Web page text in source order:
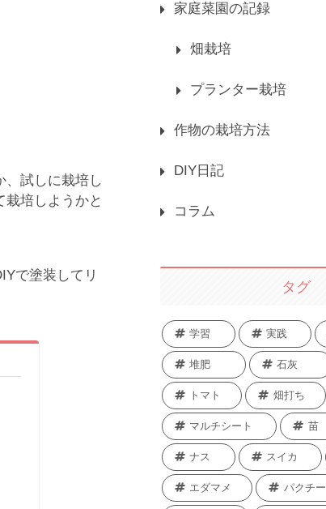
、試しに栽培し
培しようかと
で塗装してリ
家庭菜園の記録
畑栽培
プランター栽培
作物の栽培方法
DIY日記
コラム
タグ
学習 実践
堆肥 石灰
トマト 畑打ち
マルチシート 苗
ナス スイカ
エダマメ パクチー